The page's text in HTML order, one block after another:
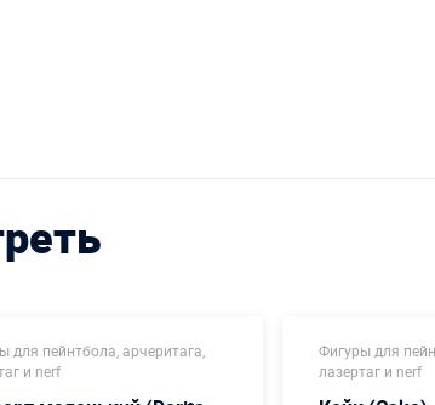
для пейнтбола, арчеритага,
и nerf
Фигуры для
лазертаг и nerf